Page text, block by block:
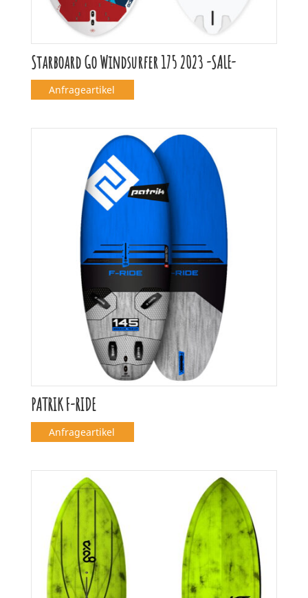
Starboard Go Windsurfer 175 2023 -SALE-
Anfrageartikel
PATRIK F-RIDE
Anfrageartikel